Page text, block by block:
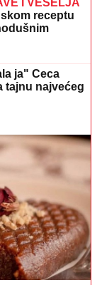
receptu
ja" Ceca
tajnu najvećeg